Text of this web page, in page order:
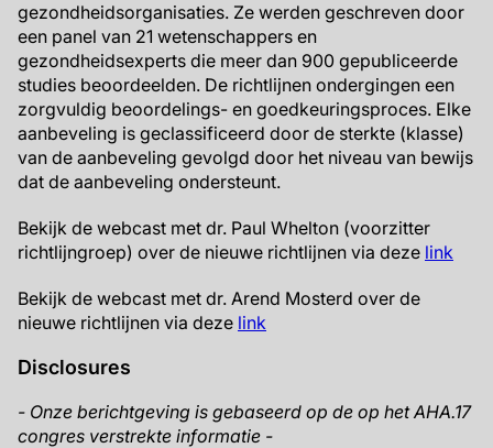
gezondheidsorganisaties. Ze werden geschreven door
een panel van 21 wetenschappers en
gezondheidsexperts die meer dan 900 gepubliceerde
studies beoordeelden. De richtlijnen ondergingen een
zorgvuldig beoordelings- en goedkeuringsproces. Elke
aanbeveling is geclassificeerd door de sterkte (klasse)
van de aanbeveling gevolgd door het niveau van bewijs
dat de aanbeveling ondersteunt.
Bekijk de webcast met dr. Paul Whelton (voorzitter
richtlijngroep) over de nieuwe richtlijnen via deze link
Bekijk de webcast met dr. Arend Mosterd over de
nieuwe richtlijnen via deze link
Disclosures
- Onze berichtgeving is gebaseerd op de op het AHA.17
congres verstrekte informatie -